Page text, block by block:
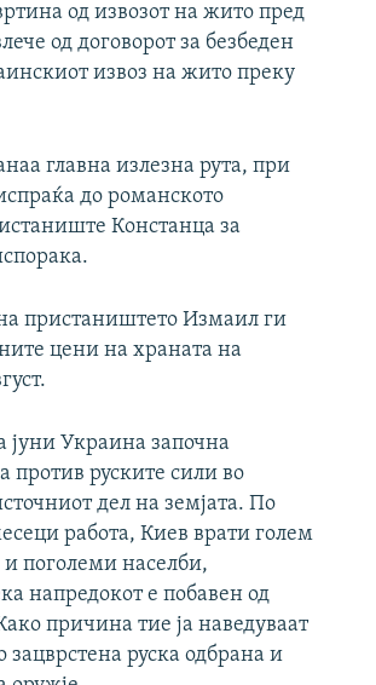
од извозот на жито пред
од договорот за безбеден
извоз на жито преку
главна излезна рута, при
до романското
Констанца за
пристаништето Измаил ги
цени на храната на
јуни Украина започна
против руските сили во
дел на земјата. По
работа, Киев врати голем
и поголеми населби,
напредокот е побавен од
причина тие ја наведуваат
зацврстена руска одбрана и